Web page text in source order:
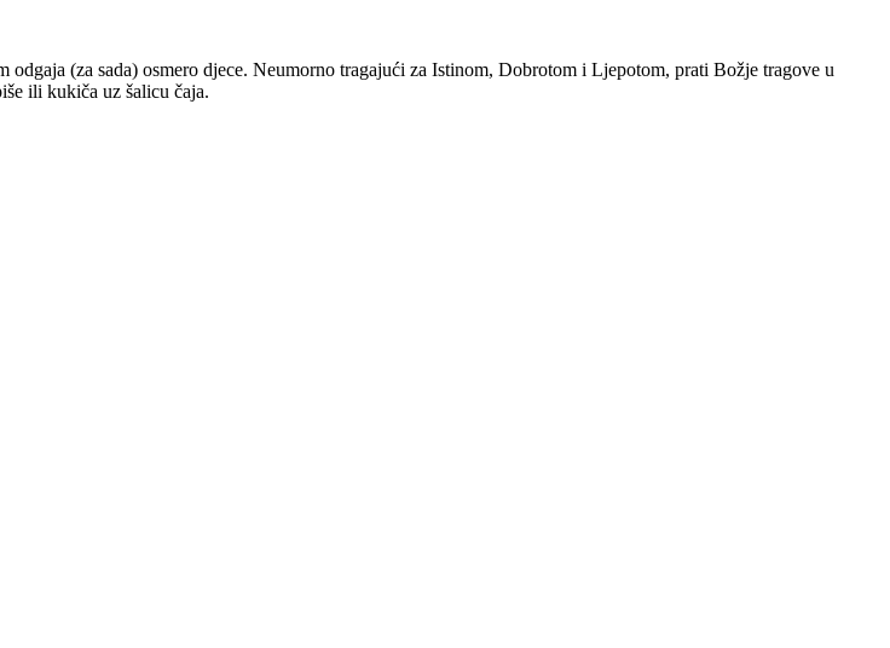
(za sada) osmero djece. Neumorno tragajući za Istinom, Dobrotom i Ljepotom, prati Božje tragove u
ili kukiča uz šalicu čaja.